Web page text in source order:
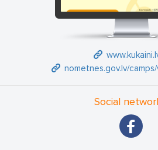
dienas otro pusi pavadām
Andžeja Grauda bungu skolas bungu
eksperimentālās un izglītojošās
Baseina apmeklējumā Ādažu
pārgājienos un piknikos,
Abās nedēļās plānojam ekskursijas
Rīgas.
Šogad tas būs uz Gogel mogel
degustāciju un Silmaču ziepju
nometnes.gov.lv/
Social